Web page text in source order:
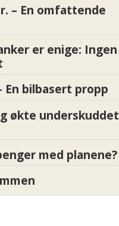
– En omfattende
er enige: Ingen
En bilbasert propp
økte underskuddet
med planene?